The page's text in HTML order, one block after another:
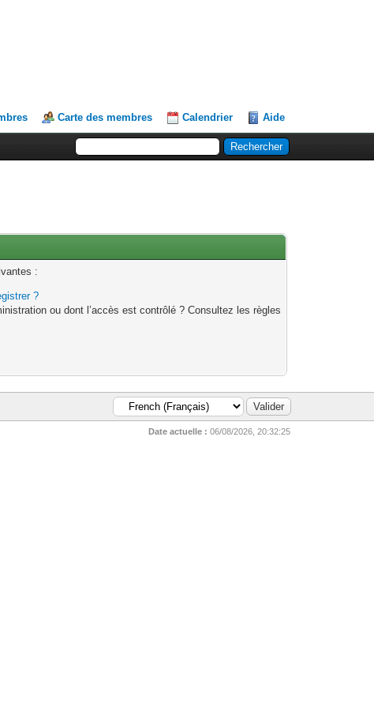
Carte des membres Calendrier Aide
:
?
ou dont l’accès est contrôlé ? Consultez les règles
Date actuelle : 06/08/2026, 20:32:25